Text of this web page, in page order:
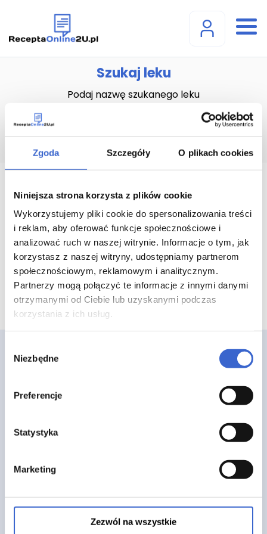
Zgoda Szczegóły O plikach cookies
Niniejsza strona korzysta z plików cookie
Wykorzystujemy pliki cookie do spersonalizowania treści
i reklam, aby oferować funkcje społecznościowe i
analizować ruch w naszej witrynie. Informacje o tym, jak
korzystasz z naszej witryny, udostępniamy partnerom
społecznościowym, reklamowym i analitycznym.
Partnerzy mogą połączyć te informacje z innymi danymi
otrzymanymi od Ciebie lub uzyskanymi podczas
korzystania z ich usług.
zgody
Niezbędne
Preferencje
Statystyka
Marketing
Zezwól na wszystkie
Szukaj leku
Podaj nazwę szukanego leku
Advagraf kapsułki o
przedłużonym uwalnianiu,
twarde (3 mg) - 30 kaps.
Polityka prywatności